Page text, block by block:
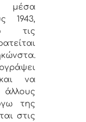
μέσα
1943,
τις
να
της
στις